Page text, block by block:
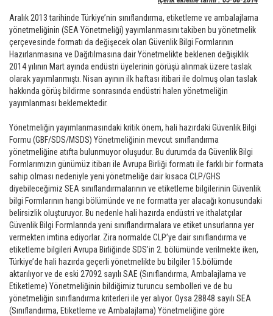
Aralık 2013 tarihinde Türkiye’nin sınıflandırma, etiketleme ve ambalajlama
yönetmeliğinin (SEA Yönetmeliği) yayımlanmasını takiben bu yönetmelik
çerçevesinde formatı da değişecek olan Güvenlik Bilgi Formlarının
Hazırlanmasına ve Dağıtılmasına dair Yönetmelikte beklenen değişiklik
2014 yılının Mart ayında endüstri üyelerinin görüşü alınmak üzere taslak
olarak yayımlanmıştı. Nisan ayının ilk haftası itibari ile dolmuş olan taslak
hakkında görüş bildirme sonrasında endüstri halen yönetmeliğin
yayımlanması beklemektedir.
Yönetmeliğin yayımlanmasındaki kritik önem, hali hazırdaki Güvenlik Bilgi
Formu (GBF/SDS/MSDS) Yönetmeliğinin mevcut sınıflandırma
yönetmeliğine atıfta bulunmuyor oluşudur. Bu durumda da Güvenlik Bilgi
Formlarımızın günümüz itibarı ile Avrupa Birliği formatı ile farklı bir formata
sahip olması nedeniyle yeni yönetmeliğe dair kısaca CLP/GHS
diyebileceğimiz SEA sınıflandırmalarının ve etiketleme bilgilerinin Güvenlik
bilgi Formlarının hangi bölümünde ve ne formatta yer alacağı konusundaki
belirsizlik oluşturuyor. Bu nedenle hali hazırda endüstri ve ithalatçılar
Güvenlik Bilgi Formlarında yeni sınıflandırmalara ve etiket unsurlarına yer
vermekten imtina ediyorlar. Zira normalde CLP’ye dair sınıflandırma ve
etiketleme bilgileri Avrupa Birliğinde SDS’in 2. bölümünde verilmekte iken,
Türkiye’de hali hazırda geçerli yönetmelikte bu bilgiler 15.bölümde
aktarılıyor ve de eski 27092 sayılı SAE (Sınıflandırma, Ambalajlama ve
Etiketleme) Yönetmeliğinin bildiğimiz turuncu sembolleri ve de bu
yönetmeliğin sınıflandırma kriterleri ile yer alıyor. Oysa 28848 sayılı SEA
(Sınıflandırma, Etiketleme ve Ambalajlama) Yönetmeliğine göre